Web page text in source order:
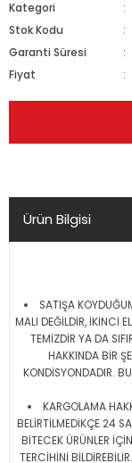
Kategori
Stok Kodu
Garanti Süresi
Fiyat
Ürün Bilgisi
SATIŞA
MALI DEĞİLDİR, İKİNCİ
TEMİZDİR YA DA
HAKKINDA BİR
KONDİSYONDADIR.
KARGOLAMA
BELİRTİLMEDİKÇE 24
BİTECEK ÜRÜNLER
TERCİHİNİ